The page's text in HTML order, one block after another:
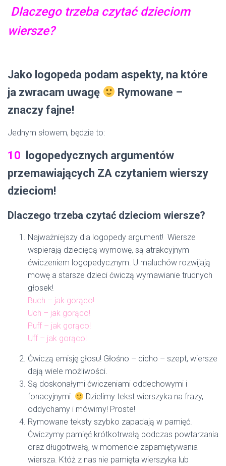
Dlaczego trzeba czytać dzieciom
wiersze?
Jako logopeda podam aspekty, na które
ja zwracam uwagę
Rymowane –
znaczy fajne!
Jednym słowem, będzie to:
10
logopedycznych argumentów
przemawiających ZA czytaniem wierszy
dzieciom!
Dlaczego trzeba czytać dzieciom wiersze?
Najważniejszy dla logopedy argument! Wiersze
wspierają dziecięcą wymowę, są atrakcyjnym
ćwiczeniem logopedycznym. U maluchów rozwijają
mowę a starsze dzieci ćwiczą wymawianie trudnych
głosek!
Buch – jak gorąco!
Uch – jak gorąco!
Puff – jak gorąco!
Uff – jak gorąco!
Ćwiczą emisję głosu! Głośno – cicho – szept, wiersze
dają wiele możliwości.
Są doskonałymi ćwiczeniami oddechowymi i
fonacyjnymi.
Dzielimy tekst wierszyka na frazy,
oddychamy i mówimy! Proste!
Rymowane teksty szybko zapadają w pamięć.
Ćwiczymy pamięć krótkotrwałą podczas powtarzania
oraz długotrwałą, w momencie zapamiętywania
wiersza. Któż z nas nie pamięta wierszyka lub